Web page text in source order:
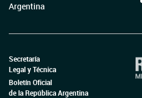
Argentina
Secretaría
Legal y Técnica
Boletín Oficial
de la República Argentina